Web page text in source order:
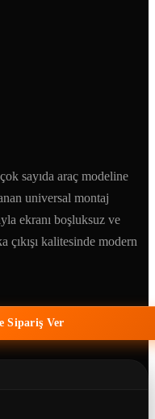
sayıda araç modeline
universal montaj
ekranı boşluksuz ve
çıkışı kalitesinde modern
Sipariş Ver